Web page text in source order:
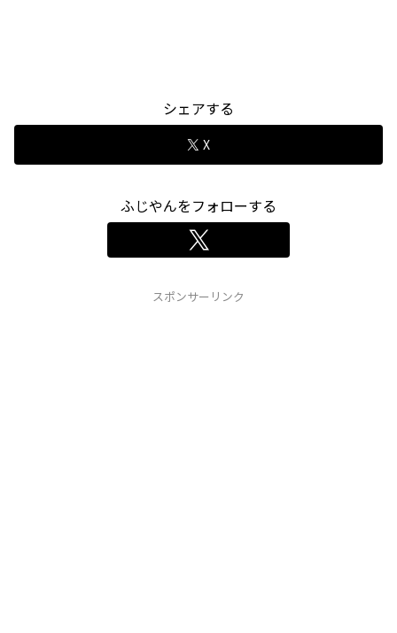
シェアする
X
ふじやんをフォローする
スポンサーリンク